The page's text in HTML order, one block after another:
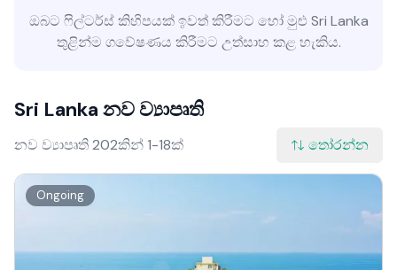
ඔබට ෆිල්ටර්ස් කිහිපයක් ඉවත් කිරීමට හෝ මුළු Sri Lanka
තුළින්ම ගවේෂණය කිරීමට උත්සාහ කළ හැකිය.
Sri Lanka නව ව්‍යාපෘති
නව ව්‍යාපෘති 202කින් 1-18ක් තෝරන්න
Ongoing